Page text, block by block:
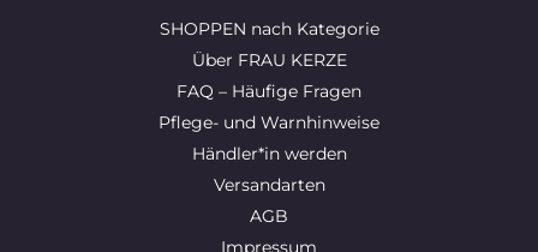
SHOPPEN nach Kategorie
Über FRAU KERZE
FAQ – Häufige Fragen
Pflege- und Warnhinweise
Händler*in werden
Versandarten
AGB
Impressum